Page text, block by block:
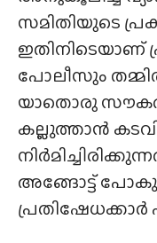
സമിതിയുടെ
ഇതിനിടെയാണ്
പോലീസും
യാതൊരു
കല്ലുത്താൻ
അങ്ങോട്ട്